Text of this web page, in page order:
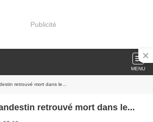
Publicité
MENU
retrouvé mort dans le...
retrouvé mort dans le...